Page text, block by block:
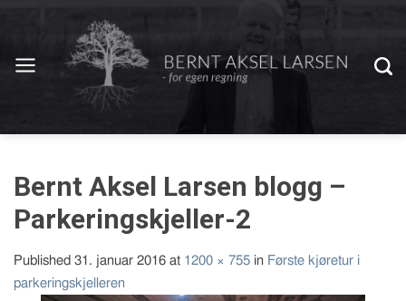
Bernt Aksel Larsen blogg –
Parkeringskjeller-2
Published 31. januar 2016 at 1200 × 755 in Første kjøretur i
parkeringskjelleren